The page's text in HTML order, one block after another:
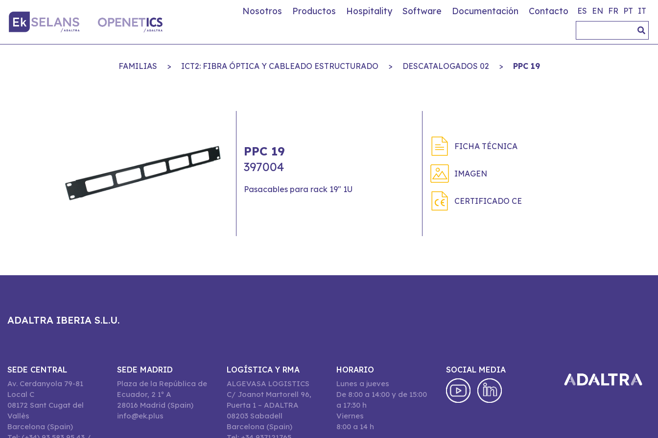
Nosotros Productos Hospitality Software Documentación Contacto ES EN FR PT IT
FAMILIAS > ICT2: FIBRA ÓPTICA Y CABLEADO ESTRUCTURADO > DESCATALOGADOS 02 > PPC 19
PPC 19
397004
Pasacables para rack 19" 1U
FICHA TÉCNICA
IMAGEN
CERTIFICADO CE
ADALTRA IBERIA S.L.U.
SEDE CENTRAL
Av. Cerdanyola 79-81
Local C
08172 Sant Cugat del
Vallès
Barcelona (Spain)
SEDE MADRID
Plaza de la República de
Ecuador, 2 1º A
28016 Madrid (Spain)
info@ek.plus
LOGÍSTICA Y RMA
ALGEVASA LOGISTICS
C/ Joanot Martorell 96,
Puerta 1 – ADALTRA
08203 Sabadell
Barcelona (Spain)
HORARIO
Lunes a jueves
De 8:00 a 14:00 y de 15:00
a 17:30 h
Viernes
8:00 a 14 h
SOCIAL MEDIA